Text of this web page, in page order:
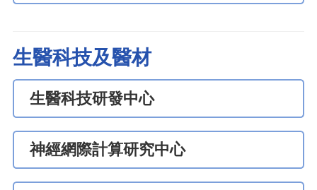
生醫科技及醫材
生醫科技研發中心
神經網際計算研究中心